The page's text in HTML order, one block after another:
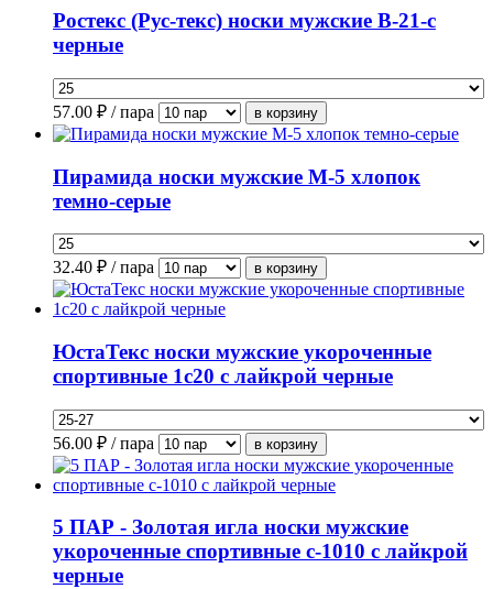
Ростекс (Рус-текс) носки мужские В-21-с
черные
57.00 ₽ / пара
Пирамида носки мужские М-5 хлопок
темно-серые
32.40 ₽ / пара
ЮстаТекс носки мужские укороченные
спортивные 1с20 с лайкрой черные
56.00 ₽ / пара
5 ПАР - Золотая игла носки мужские
укороченные спортивные с-1010 с лайкрой
черные